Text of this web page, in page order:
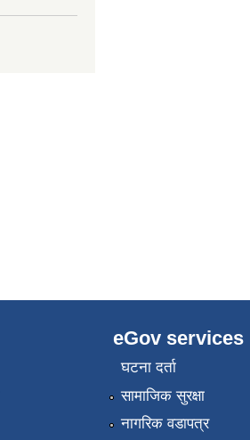
eGov services
घटना दर्ता
सामाजिक सुरक्षा
नागरिक वडापत्र